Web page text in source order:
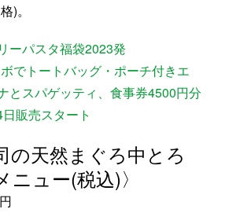
)。
ーパスタ福袋2023発
でトートバッグ・ポーチ付きエ
とスパゲッティ、食事券4500円分
販売スタート
の天然まぐろ中とろ
ュー(税込)〉